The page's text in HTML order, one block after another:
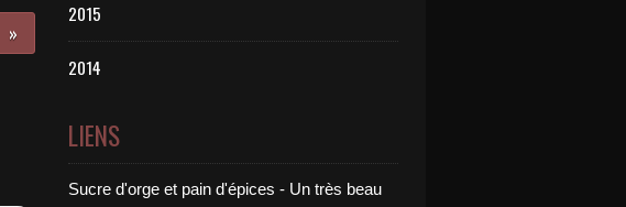
2015
2014
LIENS
Sucre d'orge et pain d'épices - Un très beau